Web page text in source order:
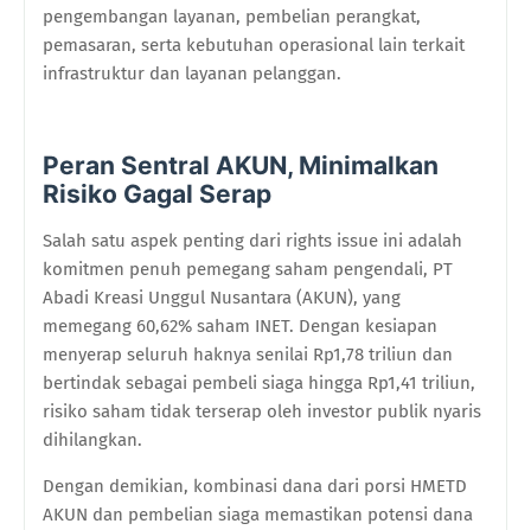
pengembangan layanan, pembelian perangkat,
pemasaran, serta kebutuhan operasional lain terkait
infrastruktur dan layanan pelanggan.
Peran Sentral AKUN, Minimalkan
Risiko Gagal Serap
Salah satu aspek penting dari rights issue ini adalah
komitmen penuh pemegang saham pengendali, PT
Abadi Kreasi Unggul Nusantara (AKUN), yang
memegang 60,62% saham INET. Dengan kesiapan
menyerap seluruh haknya senilai Rp1,78 triliun dan
bertindak sebagai pembeli siaga hingga Rp1,41 triliun,
risiko saham tidak terserap oleh investor publik nyaris
dihilangkan.
Dengan demikian, kombinasi dana dari porsi HMETD
AKUN dan pembelian siaga memastikan potensi dana